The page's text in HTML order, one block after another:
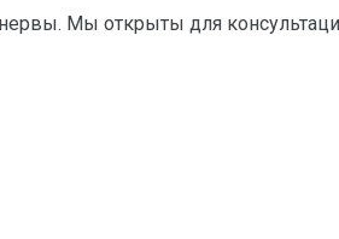
Мы открыты для